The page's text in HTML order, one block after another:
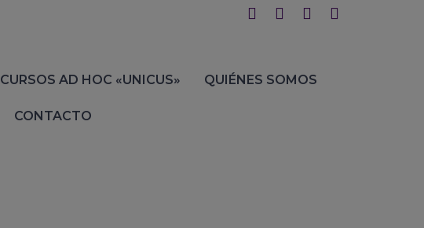
CURSOS AD HOC «UNICUS» QUIÉNES SOMOS
CONTACTO